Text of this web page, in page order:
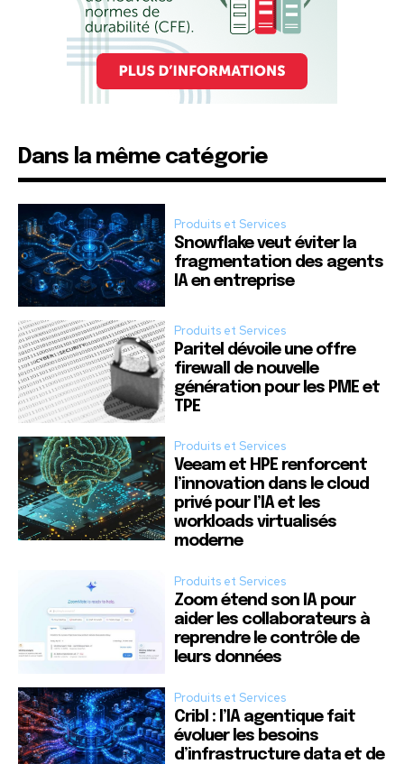
Dans la même catégorie
Produits et Services
Snowflake veut éviter la
fragmentation des agents
IA en entreprise
Produits et Services
Paritel dévoile une offre
firewall de nouvelle
génération pour les PME et
TPE
Produits et Services
Veeam et HPE renforcent
l’innovation dans le cloud
privé pour l’IA et les
workloads virtualisés
moderne
Produits et Services
Zoom étend son IA pour
aider les collaborateurs à
reprendre le contrôle de
leurs données
Produits et Services
Cribl : l’IA agentique fait
évoluer les besoins
d’infrastructure data et de